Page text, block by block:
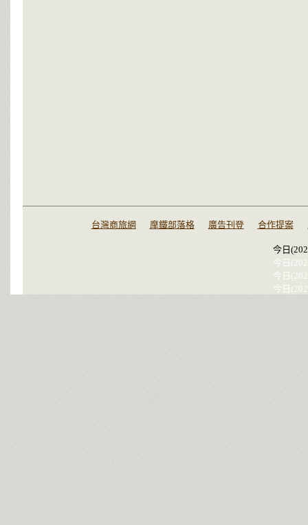
台灣商旅網 摩鐵部落格 廣告刊登 合作提案
今日
今日
今日
今日